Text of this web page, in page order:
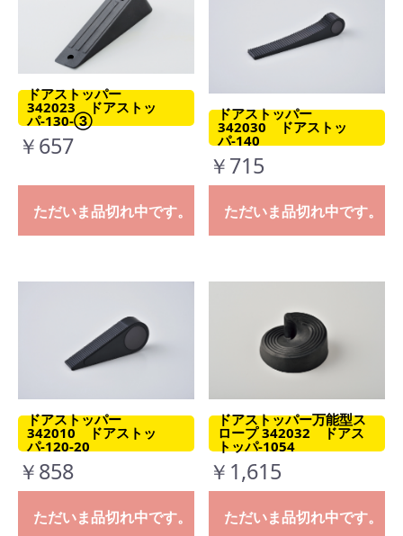
ドアストッパー
342023 ドアストッ
パ-130-③
￥657
ただいま品切れ中です。
ドアストッパー
342030 ドアストッ
パ-140
￥715
ただいま品切れ中です。
ドアストッパー
342010 ドアストッ
パ-120-20
￥858
ただいま品切れ中です。
ドアストッパー万能型ス
ロープ 342032 ドアス
トッパ-1054
￥1,615
ただいま品切れ中です。